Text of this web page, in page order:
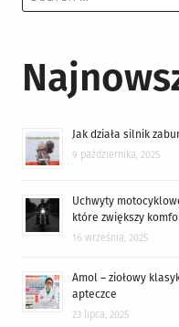
for:
Jak działa silnik
9 października, 2025
Uchwyty
które zwiększy
16 września, 2025
Amol – ziołowy
apteczce
23 lipca, 2025